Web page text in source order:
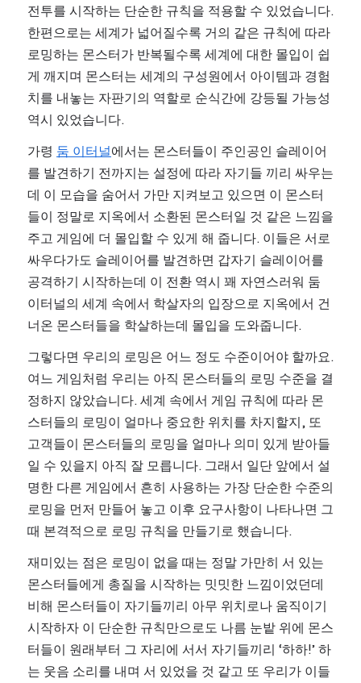
전투를 시작하는 단순한 규칙을 적용할 수 있었습니다.
한편으로는 세계가 넓어질수록 거의 같은 규칙에 따라
로밍하는 몬스터가 반복될수록 세계에 대한 몰입이 쉽
게 깨지며 몬스터는 세계의 구성원에서 아이템과 경험
치를 내놓는 자판기의 역할로 순식간에 강등될 가능성
역시 있었습니다.
가령 둠 이터널에서는 몬스터들이 주인공인 슬레이어
를 발견하기 전까지는 설정에 따라 자기들 끼리 싸우는
데 이 모습을 숨어서 가만 지켜보고 있으면 이 몬스터
들이 정말로 지옥에서 소환된 몬스터일 것 같은 느낌을
주고 게임에 더 몰입할 수 있게 해 줍니다. 이들은 서로
싸우다가도 슬레이어를 발견하면 갑자기 슬레이어를
공격하기 시작하는데 이 전환 역시 꽤 자연스러워 둠
이터널의 세계 속에서 학살자의 입장으로 지옥에서 건
너온 몬스터들을 학살하는데 몰입을 도와줍니다.
그렇다면 우리의 로밍은 어느 정도 수준이어야 할까요.
여느 게임처럼 우리는 아직 몬스터들의 로밍 수준을 결
정하지 않았습니다. 세계 속에서 게임 규칙에 따라 몬
스터들의 로밍이 얼마나 중요한 위치를 차지할지, 또
고객들이 몬스터들의 로밍을 얼마나 의미 있게 받아들
일 수 있을지 아직 잘 모릅니다. 그래서 일단 앞에서 설
명한 다른 게임에서 흔히 사용하는 가장 단순한 수준의
로밍을 먼저 만들어 놓고 이후 요구사항이 나타나면 그
때 본격적으로 로밍 규칙을 만들기로 했습니다.
재미있는 점은 로밍이 없을 때는 정말 가만히 서 있는
몬스터들에게 총질을 시작하는 밋밋한 느낌이었던데
비해 몬스터들이 자기들끼리 아무 위치로나 움직이기
시작하자 이 단순한 규칙만으로도 나름 눈밭 위에 몬스
터들이 원래부터 그 자리에 서서 자기들끼리 ‘하하!’ 하
는 웃음 소리를 내며 서 있었을 것 같고 또 우리가 이들